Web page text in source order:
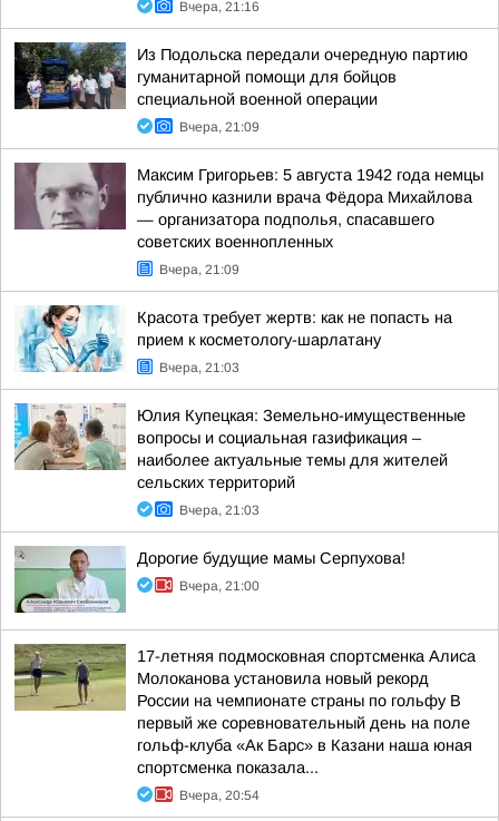
Вчера, 21:16
Из Подольска передали очередную партию
гуманитарной помощи для бойцов
специальной военной операции
Вчера, 21:09
Максим Григорьев: 5 августа 1942 года немцы
публично казнили врача Фёдора Михайлова
— организатора подполья, спасавшего
советских военнопленных
Вчера, 21:09
Красота требует жертв: как не попасть на
прием к косметологу-шарлатану
Вчера, 21:03
Юлия Купецкая: Земельно-имущественные
вопросы и социальная газификация –
наиболее актуальные темы для жителей
сельских территорий
Вчера, 21:03
Дорогие будущие мамы Серпухова!
Вчера, 21:00
17-летняя подмосковная спортсменка Алиса
Молоканова установила новый рекорд
России на чемпионате страны по гольфу В
первый же соревновательный день на поле
гольф-клуба «Ак Барс» в Казани наша юная
спортсменка показала...
Вчера, 20:54